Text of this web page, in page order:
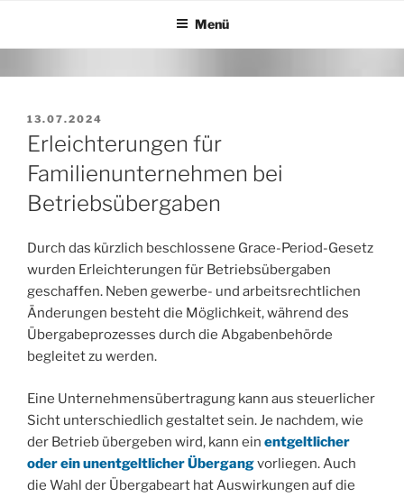
springen
Menü
VERÖFFENTLICHT
AM
13.07.2024
Erleichterungen für
Familienunternehmen bei
Betriebsübergaben
Durch das kürzlich beschlossene Grace-Period-Gesetz
wurden Erleichterungen für Betriebsübergaben
geschaffen. Neben gewerbe- und arbeitsrechtlichen
Änderungen besteht die Möglichkeit, während des
Übergabeprozesses durch die Abgabenbehörde
begleitet zu werden.
Eine Unternehmensübertragung kann aus steuerlicher
Sicht unterschiedlich gestaltet sein. Je nachdem, wie
der Betrieb übergeben wird, kann ein entgeltlicher
oder ein unentgeltlicher Übergangvorliegen. Auch
die Wahl der Übergabeart hat Auswirkungen auf die